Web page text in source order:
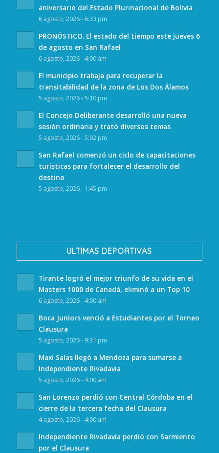
aniversario del Estado Plurinacional de Bolivia
6 agosto, 2026 - 6:33 pm
PRONÓSTICO. El estado del tiempo este jueves 6
de agosto en San Rafael
6 agosto, 2026 - 4:00 am
El municipio trabaja para recuperar la
transitabilidad de la zona de Los Dos Álamos
5 agosto, 2026 - 5:10 pm
El Concejo Deliberante desarrolló una nueva
sesión ordinaria y trató diversos temas
5 agosto, 2026 - 5:02 pm
San Rafael comenzó un ciclo de capacitaciones
turísticas para fortalecer el desarrollo del
destino
5 agosto, 2026 - 1:45 pm
ULTIMAS DEPORTIVAS
Tirante logró el mejor triunfo de su vida en el
Masters 1000 de Canadá, eliminó a un Top 10
6 agosto, 2026 - 4:00 am
Boca Juniors venció a Estudiantes por el Torneo
Clausura
5 agosto, 2026 - 9:31 pm
Maxi Salas llegó a Mendoza para sumarse a
Independiente Rivadavia
5 agosto, 2026 - 4:00 am
San Lorenzo perdió con Central Córdoba en el
cierre de la tercera fecha del Clausura
4 agosto, 2026 - 4:00 am
Independiente Rivadavia perdió con Sarmiento
por el Clausura